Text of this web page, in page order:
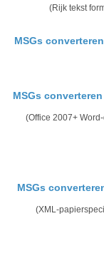
(Rijk tekst
MSGs
MSGs converteren
(Office 2007+
MSGs
(XML-